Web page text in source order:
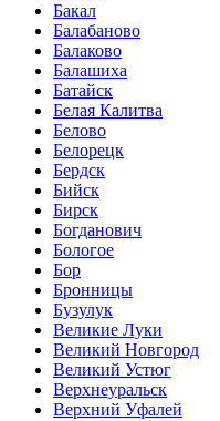
Бакал
Балабаново
Балаково
Балашиха
Батайск
Белая Калитва
Белово
Белорецк
Бердск
Бийск
Бирск
Богданович
Бологое
Бор
Бронницы
Бузулук
Великие Луки
Великий Новгород
Великий Устюг
Верхнеуральск
Верхний Уфалей